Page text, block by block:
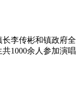
李传彬和镇政府全
1000余人参加演唱